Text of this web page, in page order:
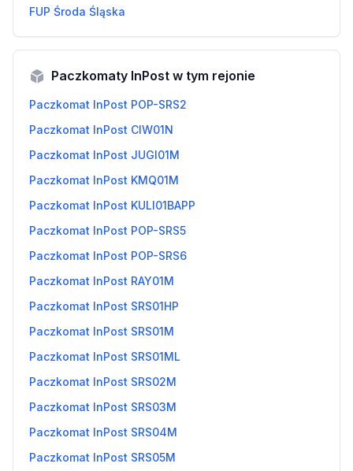
FUP Środa Śląska
Paczkomaty InPost w tym rejonie
Paczkomat InPost POP-SRS2
Paczkomat InPost CIW01N
Paczkomat InPost JUGI01M
Paczkomat InPost KMQ01M
Paczkomat InPost KULI01BAPP
Paczkomat InPost POP-SRS5
Paczkomat InPost POP-SRS6
Paczkomat InPost RAY01M
Paczkomat InPost SRS01HP
Paczkomat InPost SRS01M
Paczkomat InPost SRS01ML
Paczkomat InPost SRS02M
Paczkomat InPost SRS03M
Paczkomat InPost SRS04M
Paczkomat InPost SRS05M